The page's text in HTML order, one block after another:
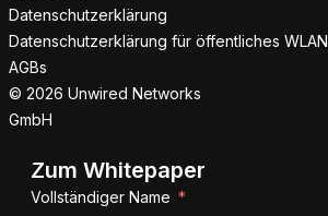
Datenschutzerklärung
Datenschutzerklärung für öffentliches WLAN
AGBs
© 2026 Unwired Networks
GmbH
Zum Whitepaper
Vollständiger Name